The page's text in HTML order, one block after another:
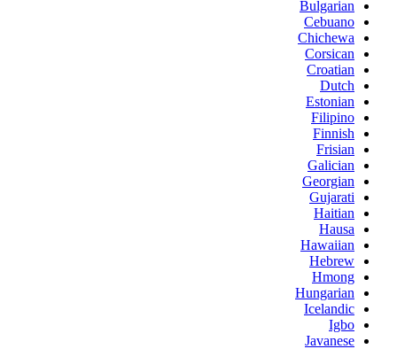
Bulgarian
Cebuano
Chichewa
Corsican
Croatian
Dutch
Estonian
Filipino
Finnish
Frisian
Galician
Georgian
Gujarati
Haitian
Hausa
Hawaiian
Hebrew
Hmong
Hungarian
Icelandic
Igbo
Javanese